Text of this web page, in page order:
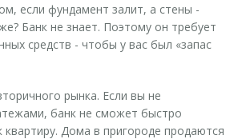
если фундамент залит, а стены -
Банк не знает. Поэтому он требует
средств - чтобы у вас был «запас
рынка. Если вы не
банк не сможет быстро
квартиру. Дома в пригороде продаются